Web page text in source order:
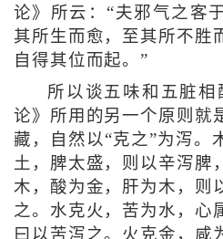
论》所云：“夫邪气之客
其所生而愈，至其所不胜
自得其位而起。”
所以谈五味和五脏相
论》所用的另一个原则就
藏，自然以“克之”为泻。
土，脾太盛，则以辛泻脾
木，酸为金，肝为木，则
之。水克火，苦为水，心
曰以苦泻之。火克金，咸